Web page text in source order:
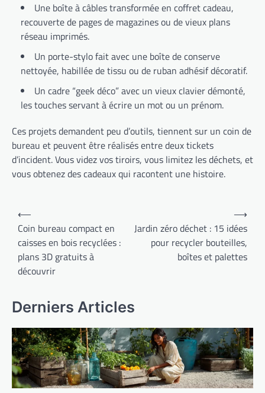
Une boîte à câbles transformée en coffret cadeau,
recouverte de pages de magazines ou de vieux plans
réseau imprimés.
Un porte-stylo fait avec une boîte de conserve
nettoyée, habillée de tissu ou de ruban adhésif décoratif.
Un cadre “geek déco” avec un vieux clavier démonté,
les touches servant à écrire un mot ou un prénom.
Ces projets demandent peu d’outils, tiennent sur un coin de
bureau et peuvent être réalisés entre deux tickets
d’incident. Vous videz vos tiroirs, vous limitez les déchets, et
vous obtenez des cadeaux qui racontent une histoire.
Navigation
de
l’article
⟵
Coin bureau compact en
caisses en bois recyclées :
plans 3D gratuits à
découvrir
Jardin zéro déchet : 15 idées
pour recycler bouteilles,
boîtes et palettes
⟶
Derniers Articles